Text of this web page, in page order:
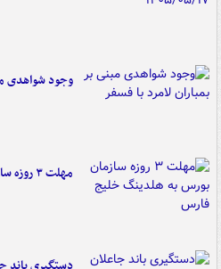
وجود شواهدی
مهلت ۳ روزه سازمان بورس به هلدینگ خلیج فارس